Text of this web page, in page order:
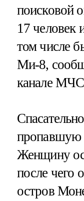
поисковой
17 человек
том числе
Ми-8,
канале
пропавшую
Женщину
после чего
остров